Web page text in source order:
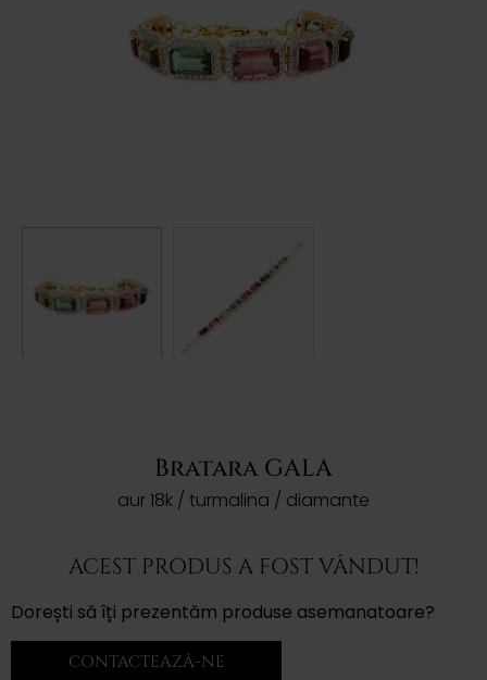
Bratara GALA
aur 18k / turmalina / diamante
ACEST PRODUS A FOST VÂNDUT!
Dorești să îți prezentăm produse asemanatoare?
CONTACTEAZĂ-NE